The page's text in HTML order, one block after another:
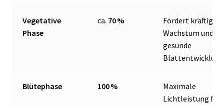
Vegetative
Phase
ca. 70 %
Fördert kräftiges
Wachstum und
gesunde
Blattentwicklung
Blütephase 100 %
Maximale
Lichtleistung für